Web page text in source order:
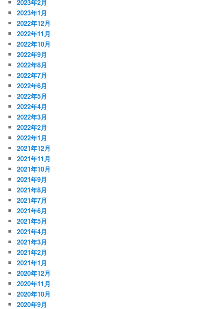
2023年2月
2023年1月
2022年12月
2022年11月
2022年10月
2022年9月
2022年8月
2022年7月
2022年6月
2022年5月
2022年4月
2022年3月
2022年2月
2022年1月
2021年12月
2021年11月
2021年10月
2021年9月
2021年8月
2021年7月
2021年6月
2021年5月
2021年4月
2021年3月
2021年2月
2021年1月
2020年12月
2020年11月
2020年10月
2020年9月